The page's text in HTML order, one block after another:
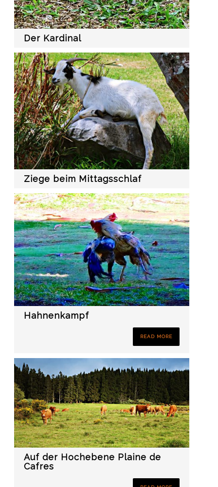
Der Kardinal
Ziege beim Mittagsschlaf
Hahnenkampf
READ MORE
Auf der Hochebene Plaine de
Cafres